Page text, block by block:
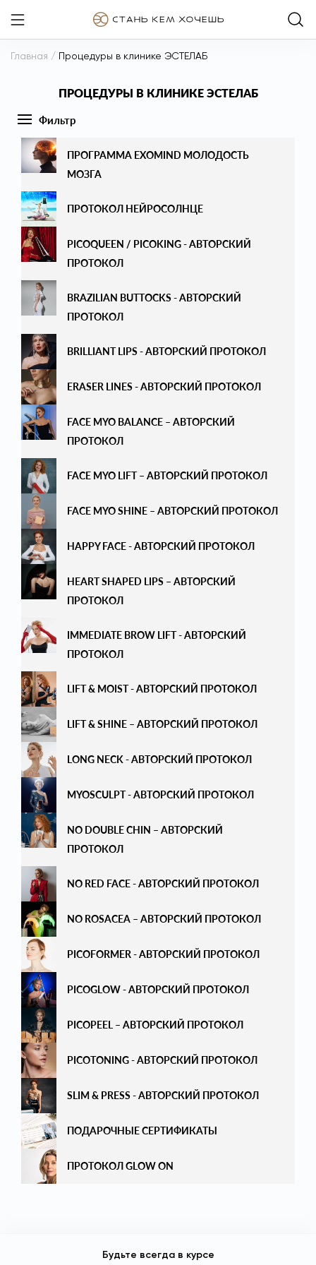
Главная / Процедуры в клинике ЭСТЕЛАБ
ПРОЦЕДУРЫ В КЛИНИКЕ ЭСТЕЛАБ
Фильтр
ВСЕ
АППАРАТНАЯ КОСМЕТОЛОГИЯ
ИНЪЕКЦИОННАЯ КОСМЕТОЛОГИЯ
ЭСТЕТИЧЕСКАЯ КОСМЕТОЛОГИЯ
ПЕРМАНЕНТНЫЙ МАКИЯЖ
ЭСТЕТИЧЕСКАЯ ГИНЕКОЛОГИЯ
ДЕРМАТОЛОГИЯ
ТРИХОЛОГИЯ
ПЛАЦЕНТОТЕРАПИЯ
ДЛЯ ЛИЦА
АВТОРСКИЕ ПРОТОКОЛЫ
ПРОГРАММА EXOMIND МОЛОДОСТЬ
МОЗГА
ПРОТОКОЛ НЕЙРОСОЛНЦЕ
PICOQUEEN / PICOKING - АВТОРСКИЙ
ПРОТОКОЛ
BRAZILIAN BUTTOCKS - АВТОРСКИЙ
ПРОТОКОЛ
BRILLIANT LIPS - АВТОРСКИЙ ПРОТОКОЛ
ERASER LINES - АВТОРСКИЙ ПРОТОКОЛ
FACE MYO BALANCE – АВТОРСКИЙ
ПРОТОКОЛ
FACE MYO LIFT – АВТОРСКИЙ ПРОТОКОЛ
FACE MYO SHINE – АВТОРСКИЙ ПРОТОКОЛ
HAPPY FACE - АВТОРСКИЙ ПРОТОКОЛ
HEART SHAPED LIPS – АВТОРСКИЙ
ПРОТОКОЛ
IMMEDIATE BROW LIFT - АВТОРСКИЙ
ПРОТОКОЛ
LIFT & MOIST - АВТОРСКИЙ ПРОТОКОЛ
LIFT & SHINE – АВТОРСКИЙ ПРОТОКОЛ
LONG NECK - АВТОРСКИЙ ПРОТОКОЛ
MYOSCULPT - АВТОРСКИЙ ПРОТОКОЛ
NO DOUBLE CHIN – АВТОРСКИЙ
ПРОТОКОЛ
NO RED FACE - АВТОРСКИЙ ПРОТОКОЛ
NO ROSACEA – АВТОРСКИЙ ПРОТОКОЛ
PICOFORMER - АВТОРСКИЙ ПРОТОКОЛ
PICOGLOW - АВТОРСКИЙ ПРОТОКОЛ
PICOPEEL – АВТОРСКИЙ ПРОТОКОЛ
PICOTONING - АВТОРСКИЙ ПРОТОКОЛ
SLIM & PRESS - АВТОРСКИЙ ПРОТОКОЛ
ПОДАРОЧНЫЕ СЕРТИФИКАТЫ
ПРОТОКОЛ GLOW ON
Будьте всегда в курсе